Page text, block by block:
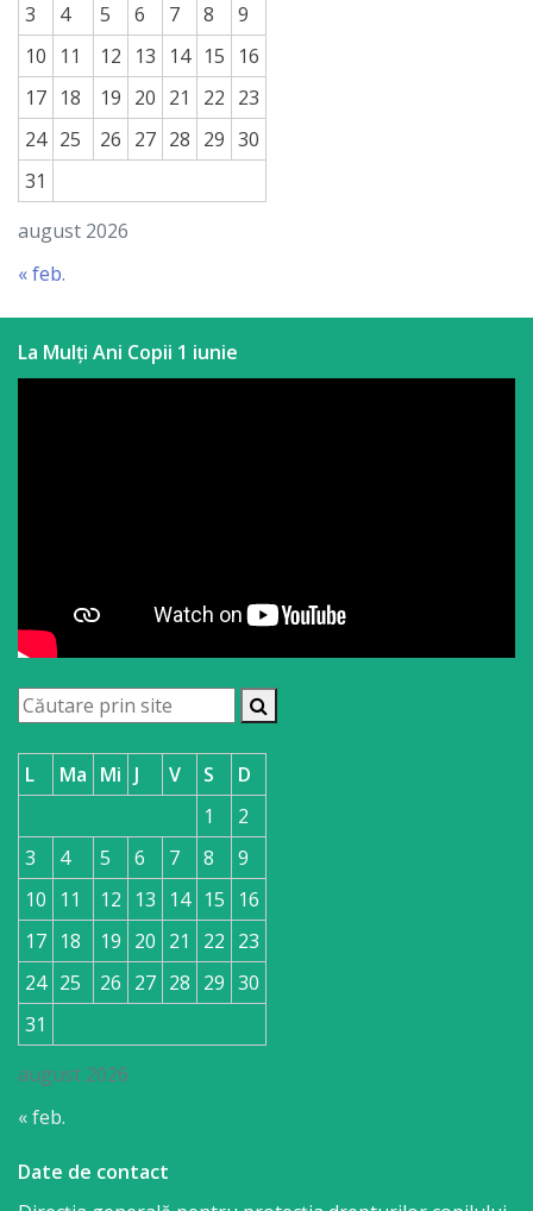
august 2026
3
4 5 6 7 8
9
10
11 12 13 14 15
16
17 18 19 20 21 22 23
24 25 26 27 28 29 30
31
« feb.
La Mulți Ani Copii 1 iunie
august 2026
L Ma Mi J V S
D
1
2
3
4 5 6 7 8
9
10
11 12 13 14 15
16
17 18 19 20 21 22 23
24 25 26 27 28 29 30
31
« feb.
Date de contact